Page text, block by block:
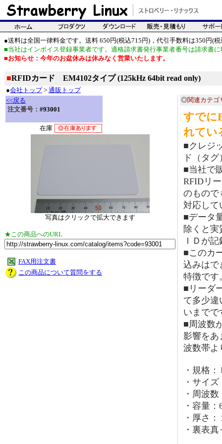
●送料は全国一律料金です。送料 650円(税込715円)，代引手数料は350円(税
■当社はインボイス登録事業者です。適格請求書発行事業者番号は請求書
■お知らせ：今年のお盆休みは休みなく営業いたします。
■RFIDカード EM4102タイプ (125kHz 64bit read only)
●会社トップ> 通販トップ
<<戻る
注文番号： #93001
在庫
写真はクリックで拡大できます
★この商品へのURL
FAX用注文書
この商品について質問をする
◎関連カテゴ
すでに
れてい
■クレジ
ド（タ
■当社で
RFIDリ
のもので
対応して
■データ
除くと
ＩＤが
■このカ
込みはで
特徴です
■リーダ
て多少違
いまでで
■周波数
影響をあ
波数帯よ
・規格
・サイ
・周波
・容量：
・厚さ
・裏表